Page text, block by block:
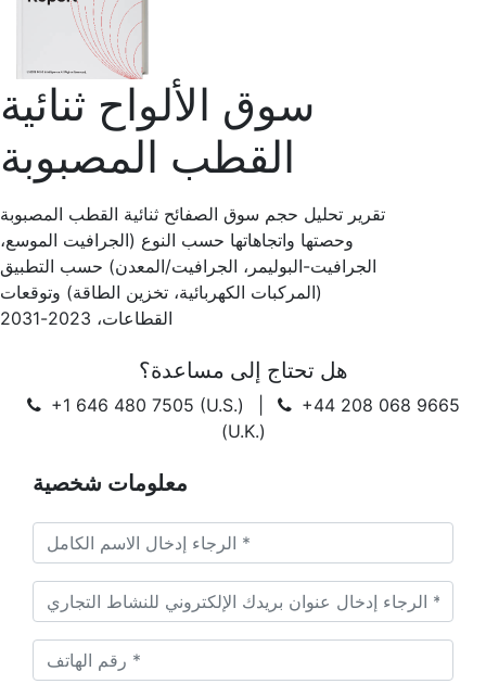
سوق الألواح ثنائية
القطب المصبوبة
تقرير تحليل حجم سوق الصفائح ثنائية القطب المصبوبة
وحصتها واتجاهاتها حسب النوع (الجرافيت الموسع،
الجرافيت-البوليمر، الجرافيت/المعدن) حسب التطبيق
(المركبات الكهربائية، تخزين الطاقة) وتوقعات
القطاعات، 2023-2031
هل تحتاج إلى مساعدة؟
+1 646 480 7505 (U.S.)
+44 208 068 9665
(U.K.)
معلومات شخصية